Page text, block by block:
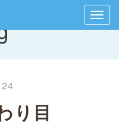
り目